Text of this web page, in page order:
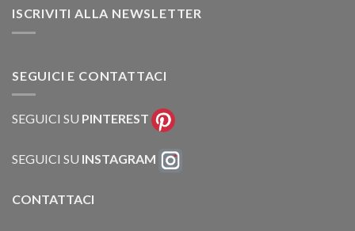
ISCRIVITI ALLA NEWSLETTER
SEGUICI E CONTATTACI
SEGUICI SU PINTEREST
SEGUICI SU INSTAGRAM
CONTATTACI